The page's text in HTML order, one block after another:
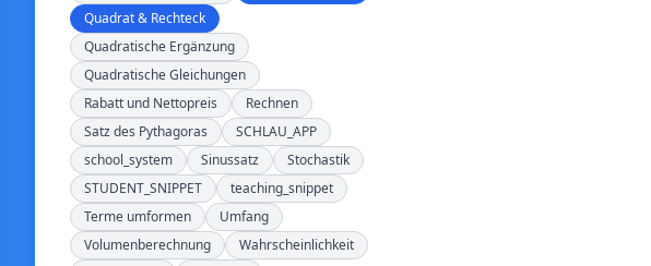
Quadrat & Rechteck
Quadratische Ergänzung
Quadratische Gleichungen
Rabatt und Nettopreis
Rechnen
Satz des Pythagoras
SCHLAU_APP
school_system
Sinussatz
Stochastik
STUDENT_SNIPPET
teaching_snippet
Terme umformen
Umfang
Volumenberechnung
Wahrscheinlichkeit